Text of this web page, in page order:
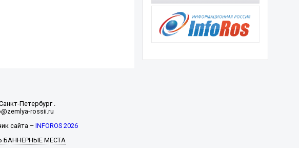
Петербург .
rossii.ru
сайта –INFOROS 2026
БАННЕРНЫЕ МЕСТА